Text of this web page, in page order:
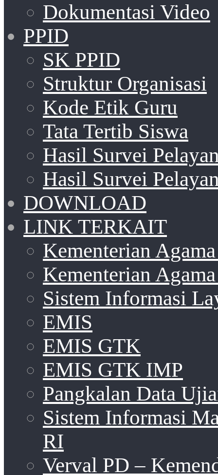
Dokumentasi Video
PPID
SK PPID
Struktur Organisasi
Kode Etik Guru
Tata Tertib Siswa
Hasil Survei
Hasil Survei
DOWNLOAD
LINK TERKAIT
Kementerian
Kementerian
Sistem Informasi
EMIS
EMIS GTK
EMIS GTK IMP
Pangkalan Data
Sistem Informasi
RI
Verval PD –